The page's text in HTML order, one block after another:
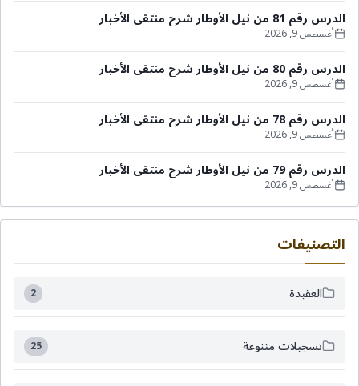
الدرس رقم 81 من نيل الأوطار شرح منتقى الأخبار
أغسطس 9, 2026
الدرس رقم 80 من نيل الأوطار شرح منتقى الأخبار
أغسطس 9, 2026
الدرس رقم 78 من نيل الأوطار شرح منتقى الأخبار
أغسطس 9, 2026
الدرس رقم 79 من نيل الأوطار شرح منتقى الأخبار
أغسطس 9, 2026
التصنيفات
العقيدة 2
تسجيلات متنوعة 25